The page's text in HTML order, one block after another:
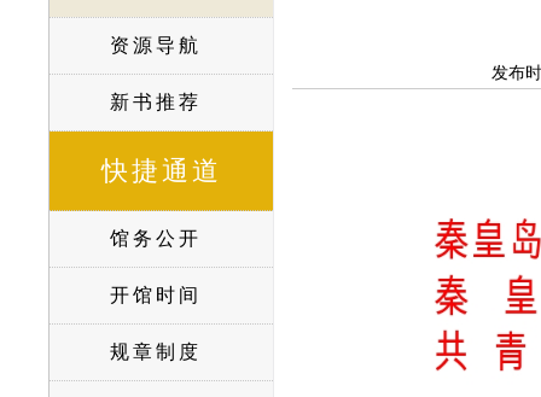
资源导航
新书推荐
快捷通道
馆务公开
开馆时间
规章制度
发布